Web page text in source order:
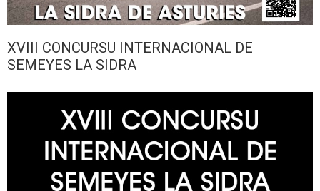
XVIII CONCURSU INTERNACIONAL DE
SEMEYES LA SIDRA